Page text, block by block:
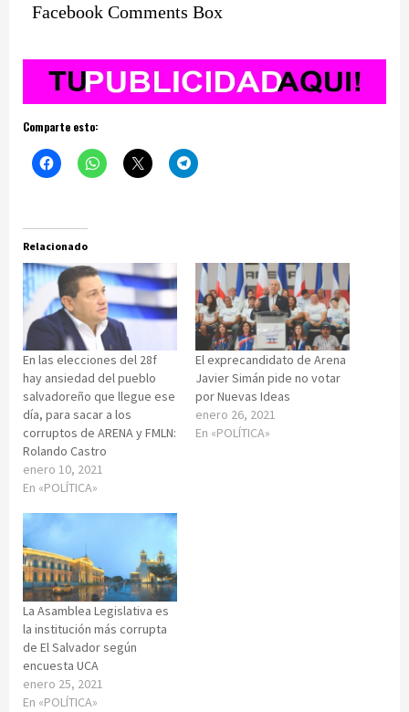
Facebook Comments Box
Comparte esto:
Relacionado
En las elecciones del 28f
hay ansiedad del pueblo
salvadoreño que llegue ese
día, para sacar a los
corruptos de ARENA y FMLN:
Rolando Castro
enero 10, 2021
En «POLÍTICA»
El exprecandidato de Arena
Javier Simán pide no votar
por Nuevas Ideas
enero 26, 2021
En «POLÍTICA»
La Asamblea Legislativa es
la institución más corrupta
de El Salvador según
encuesta UCA
enero 25, 2021
En «POLÍTICA»